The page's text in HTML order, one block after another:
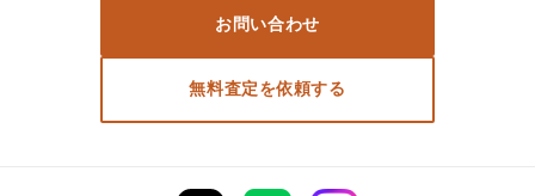
お問い合わせ
無料査定を依頼する